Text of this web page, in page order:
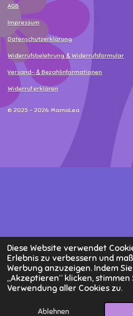
Diese Website verwendet
Erlebnis zu verbessern und
Werbung anzuzeigen. Indem
„Akzeptieren“ klicken, stimmen
Verwendung aller Cookies zu.
Ablehnen
AGB
Impressum
Datenschutzerklärung
Widerrufsbelehrung & Widerrufsformular
Versand- & Bezahlinformationen
Widerruf erklären
© 2025 - 2026 MamaLea